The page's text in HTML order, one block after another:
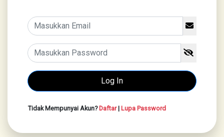
Tidak Mempunyai Akun?Daftar| Lupa Password